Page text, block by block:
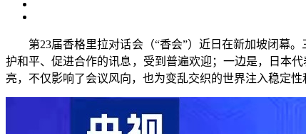
第23届香格里拉对话会（“香会”）近日在新加坡闭幕。
护和平、促进合作的讯息，受到普遍欢迎；一边是，日本
亮，不仅影响了会议风向，也为变乱交织的世界注入稳定性